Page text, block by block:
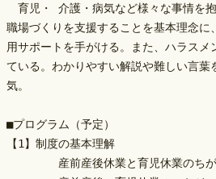
育児・ 介護・病気など様々な事情を
職場づくりを支援することを基本理念に
用サポートを手がける。また、ハラス
ている。わかりやすい解説や難しい言葉
気。
■プログラム（予定）
【1】制度の基本理解
産前産後休業と育児休業のち